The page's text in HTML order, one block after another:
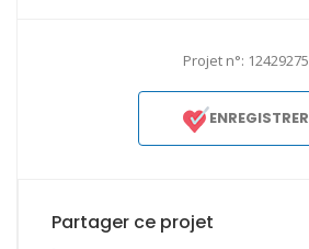
Projet n°: 12429275
ENREGISTRER
Partager ce projet